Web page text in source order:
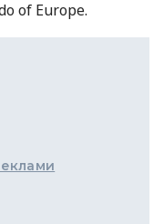
of Europe.